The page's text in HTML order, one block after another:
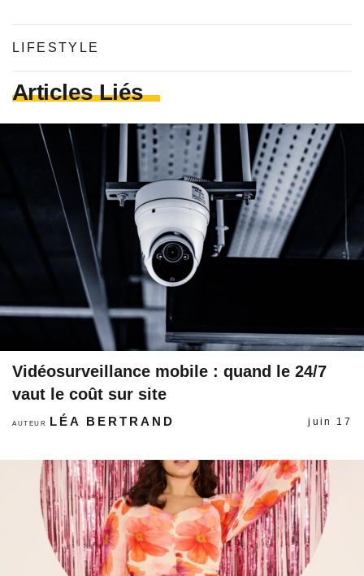
LIFESTYLE
Articles Liés
Vidéosurveillance mobile : quand le 24/7
vaut le coût sur site
AUTEUR LÉA BERTRAND juin 17